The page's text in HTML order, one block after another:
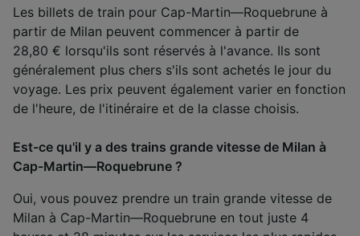
Les billets de train pour Cap-Martin—Roquebrune à
partir de Milan peuvent commencer à partir de
28,80 € lorsqu'ils sont réservés à l'avance. Ils sont
généralement plus chers s'ils sont achetés le jour du
voyage. Les prix peuvent également varier en fonction
de l'heure, de l'itinéraire et de la classe choisis.
Est-ce qu'il y a des trains grande vitesse de Milan à
Cap-Martin—Roquebrune ?
Oui, vous pouvez prendre un train grande vitesse de
Milan à Cap-Martin—Roquebrune en tout juste 4